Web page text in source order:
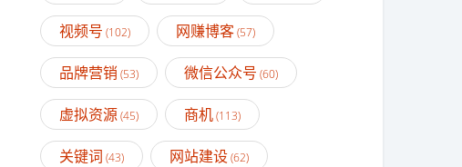
视频号 (102) 网赚博客(57)
品牌营销 (53) 微信公众号 (60)
虚拟资源(45) 商机(113)
关键词 (43) 网站建设(62)